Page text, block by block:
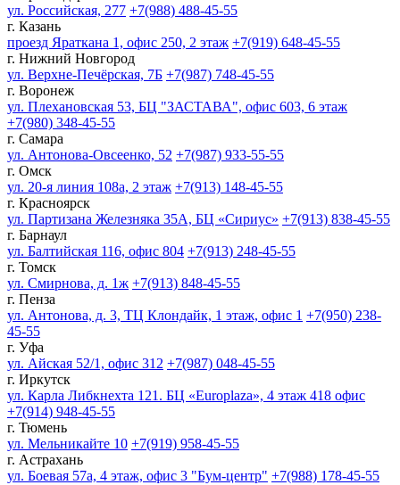
ул. Российская, 277 +7(988) 488-45-55
г. Казань
проезд Яраткана 1, офис 250, 2 этаж +7(919) 648-45-55
г. Нижний Новгород
ул. Верхне-Печёрская, 7Б +7(987) 748-45-55
г. Воронеж
ул. Плехановская 53, БЦ "ЗАСТАВА", офис 603, 6 этаж
+7(980) 348-45-55
г. Самара
ул. Антонова-Овсеенко, 52 +7(987) 933-55-55
г. Омск
ул. 20-я линия 108а, 2 этаж +7(913) 148-45-55
г. Красноярск
ул. Партизана Железняка 35А, БЦ «Сириус» +7(913) 838-45-55
г. Барнаул
ул. Балтийская 116, офис 804 +7(913) 248-45-55
г. Томск
ул. Смирнова, д. 1ж +7(913) 848-45-55
г. Пенза
ул. Антонова, д. 3, ТЦ Клондайк, 1 этаж, офис 1 +7(950) 238-
45-55
г. Уфа
ул. Айская 52/1, офис 312 +7(987) 048-45-55
г. Иркутск
ул. Карла Либкнехта 121. БЦ «Europlaza», 4 этаж 418 офис
+7(914) 948-45-55
г. Тюмень
ул. Мельникайте 10 +7(919) 958-45-55
г. Астрахань
ул. Боевая 57а, 4 этаж, офис 3 "Бум-центр" +7(988) 178-45-55